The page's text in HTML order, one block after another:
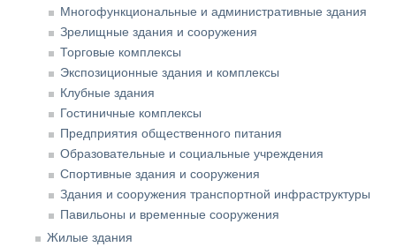
Многофункциональные и административные здания
Зрелищные здания и сооружения
Торговые комплексы
Экспозиционные здания и комплексы
Клубные здания
Гостиничные комплексы
Предприятия общественного питания
Образовательные и социальные учреждения
Спортивные здания и сооружения
Здания и сооружения транспортной инфраструктуры
Павильоны и временные сооружения
Жилые здания